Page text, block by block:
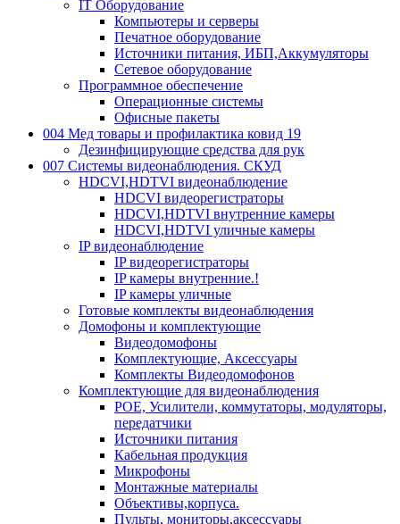
IT Оборудование
Компьютеры и серверы
Печатное оборудование
Источники питания, ИБП,Аккумуляторы
Сетевое оборудование
Программное обеспечение
Операционные системы
Офисные пакеты
004 Мед товары и профилактика ковид 19
Дезинфицирующие средства для рук
007 Системы видеонаблюдения. СКУД
HDCVI,HDTVI видеонаблюдение
HDCVI видеорегистраторы
HDCVI,HDTVI внутренние камеры
HDCVI,HDTVI уличные камеры
IP видеонаблюдение
IP видеорегистраторы
IP камеры внутренние.!
IP камеры уличные
Готовые комплекты видеонаблюдения
Домофоны и комплектующие
Видеодомофоны
Комплектующие, Аксессуары
Комплекты Видеодомофонов
Комплектующие для видеонаблюдения
POE, Усилители, коммутаторы, модуляторы,
передатчики
Источники питания
Кабельная продукция
Микрофоны
Монтажные материалы
Объективы,корпуса.
Пульты, мониторы,аксессуары